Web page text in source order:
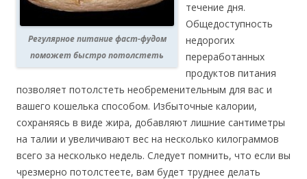
Регулярное питание фаст-фудом
поможет быстро потолстеть
течение дня.
Общедоступность
недорогих
переработанных
продуктов питания
позволяет потолстеть необременительным для вас и
вашего кошелька способом. Избыточные калории,
сохраняясь в виде жира, добавляют лишние сантиметры
на талии и увеличивают вес на несколько килограммов
всего за несколько недель. Следует помнить, что если вы
чрезмерно потолстеете, вам будет труднее делать